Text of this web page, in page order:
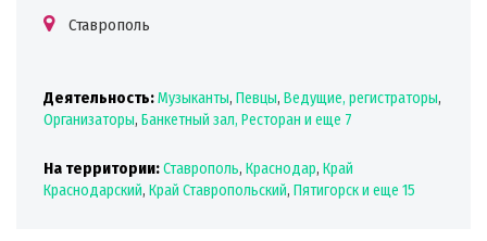
Ставрополь
Деятельность:Музыканты, Певцы, Ведущие, регистраторы,
Организаторы, Банкетный зал, Ресторан и еще 7
На территории:Ставрополь, Краснодар, Край
Краснодарский, Край Ставропольский, Пятигорски еще 15